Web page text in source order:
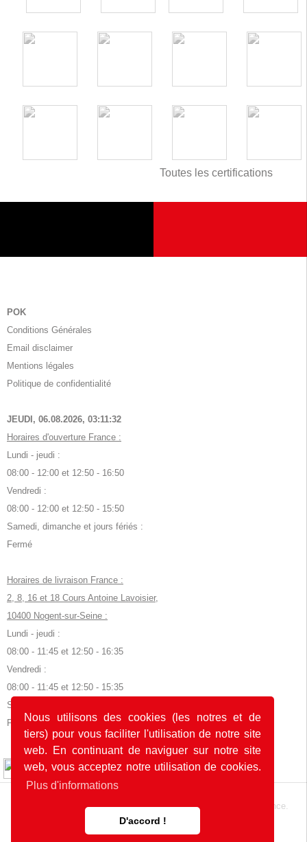
Nous utilisons des cookies (les notres et de
tiers) pour vous faciliter l'utilisation de notre site
web. En continuant de naviguer sur notre site
web, vous acceptez notre utilisation de cookies.
Plus d'informations
D'accord !
Toutes les certifications
POK
Conditions Générales
Email disclaimer
Mentions légales
Politique de confidentialité
JEUDI, 06.08.2026, 03:11:32
Horaires d'ouverture France :
Lundi - jeudi :
08:00 - 12:00 et 12:50 - 16:50
Vendredi :
08:00 - 12:00 et 12:50 - 15:50
Samedi, dimanche et jours fériés :
Fermé
Horaires de livraison France :
2, 8, 16 et 18 Cours Antoine Lavoisier,
10400 Nogent-sur-Seine :
Lundi - jeudi :
08:00 - 11:45 et 12:50 - 16:35
Vendredi :
08:00 - 11:45 et 12:50 - 15:35
Samedi, dimanche et jours fériés :
Fermé
© 2026 by POK
Le site web a été développé avec en Allemagne et en France.